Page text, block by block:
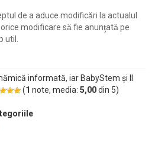
de a aduce modificări la actualul
modificare să fie anunţată pe
util.
informată, iar BabyStem și Il
(1 note, media: 5,00din 5)